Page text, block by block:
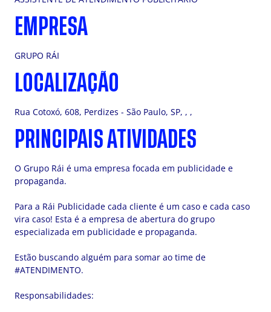
EMPRESA
GRUPO RÁI
LOCALIZAÇÃO
Rua Cotoxó, 608, Perdizes - São Paulo, SP, , ,
PRINCIPAIS ATIVIDADES
O Grupo Rái é uma empresa focada em publicidade e
propaganda.
Para a Rái Publicidade cada cliente é um caso e cada caso
vira caso! Esta é a empresa de abertura do grupo
especializada em publicidade e propaganda.
Estão buscando alguém para somar ao time de
#ATENDIMENTO.
Responsabilidades: